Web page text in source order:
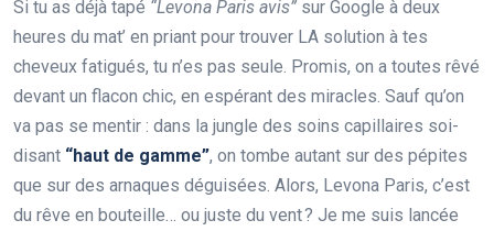
Si tu as déjà tapé “Levona Paris avis” sur Google à deux
heures du mat’ en priant pour trouver LA solution à tes
cheveux fatigués, tu n’es pas seule. Promis, on a toutes rêvé
devant un flacon chic, en espérant des miracles. Sauf qu’on
va pas se mentir : dans la jungle des soins capillaires soi-
disant “haut de gamme”, on tombe autant sur des pépites
que sur des arnaques déguisées. Alors, Levona Paris, c’est
du rêve en bouteille… ou juste du vent ? Je me suis lancée